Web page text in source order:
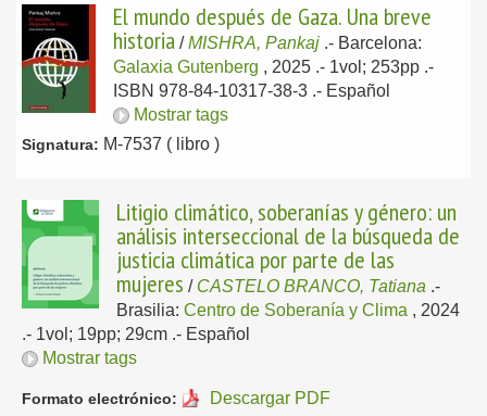
El mundo después de Gaza. Una breve
historia /MISHRA, Pankaj .- Barcelona:
Galaxia Gutenberg , 2025 .- 1vol; 253pp .-
ISBN 978-84-10317-38-3 .- Español
Mostrar tags
Signatura: M-7537 ( libro )
Litigio climático, soberanías y género: un
análisis interseccional de la búsqueda de
justicia climática por parte de las
mujeres / CASTELO BRANCO, Tatiana .-
Brasilia: Centro de Soberanía y Clima , 2024
.- 1vol; 19pp; 29cm .- Español
Mostrar tags
Formato electrónico: Descargar PDF